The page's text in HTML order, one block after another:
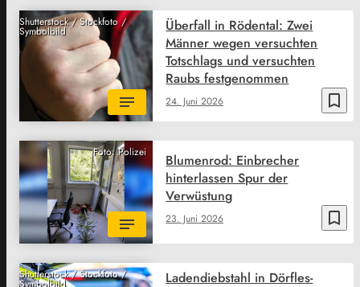
Shutterstock / Stockfoto /
Symbolbild
bookmark_border
24. Juni 2026
Überfall in Rödental: Zwei
Männer wegen versuchten
Totschlags und versuchten
Raubs festgenommen
Foto: Polizei
bookmark_border
23. Juni 2026
Blumenrod: Einbrecher
hinterlassen Spur der
Verwüstung
Shutterstock / Stockfoto /
Symbolbild
Ladendiebstahl in Dörfles-